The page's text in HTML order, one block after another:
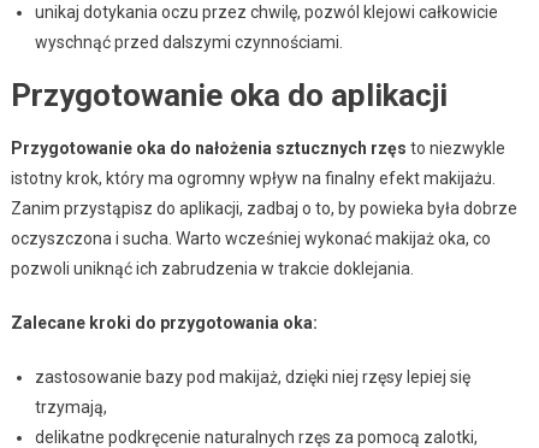
unikaj dotykania oczu przez chwilę, pozwól klejowi całkowicie
wyschnąć przed dalszymi czynnościami.
Przygotowanie oka do aplikacji
Przygotowanie oka do nałożenia sztucznych rzęs to niezwykle
istotny krok, który ma ogromny wpływ na finalny efekt makijażu.
Zanim przystąpisz do aplikacji, zadbaj o to, by powieka była dobrze
oczyszczona i sucha. Warto wcześniej wykonać makijaż oka, co
pozwoli uniknąć ich zabrudzenia w trakcie doklejania.
Zalecane kroki do przygotowania oka:
zastosowanie bazy pod makijaż, dzięki niej rzęsy lepiej się
trzymają,
delikatne podkręcenie naturalnych rzęs za pomocą zalotki,